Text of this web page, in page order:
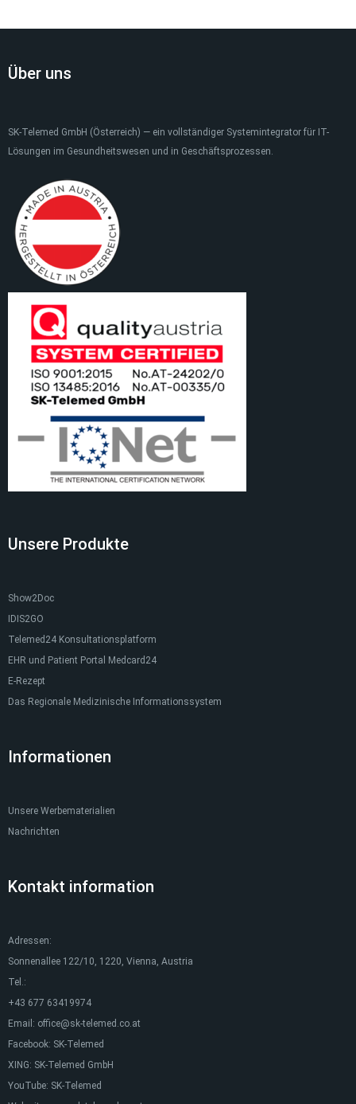
Über uns
SK-Telemed GmbH (Österreich) — ein vollständiger Systemintegrator für IT-
Lösungen im Gesundheitswesen und in Geschäftsprozessen.
Unsere Produkte
Show2Doc
IDIS2GO
Telemed24 Konsultationsplatform
EHR und Patient Portal Medcard24
E-Rezept
Das Regionale Medizinische Informationssystem
Informationen
Unsere Werbematerialien
Nachrichten
Kontakt information
Adressen:
Sonnenallee 122/10, 1220, Vienna, Austria
Tel.:
+43 677 63419974
Email: office@sk-telemed.co.at
Facebook: SK-Telemed
XING: SK-Telemed GmbH
YouTube: SK-Telemed